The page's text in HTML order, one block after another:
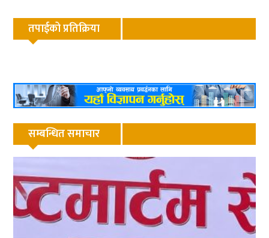
तपाईको प्रतिक्रिया
सम्बन्धित समाचार